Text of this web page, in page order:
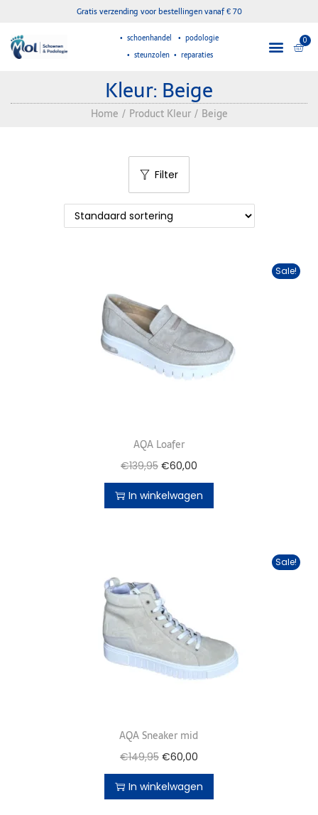
Gratis verzending voor bestellingen vanaf € 70
• schoenhandel • podologie
• steunzolen • reparaties
0
Kleur: Beige
Home / Product Kleur / Beige
Filter
Sale!
AQA Loafer
€139,95 €60,00
In winkelwagen
Sale!
AQA Sneaker mid
€149,95 €60,00
In winkelwagen